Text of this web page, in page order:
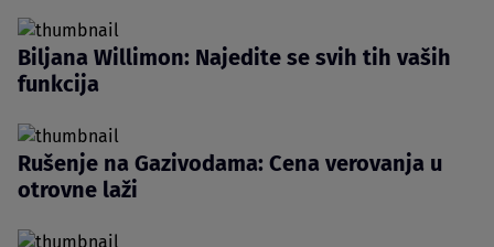
Biljana Willimon: Najedite se svih tih vaših
funkcija
Rušenje na Gazivodama: Cena verovanja u
otrovne laži